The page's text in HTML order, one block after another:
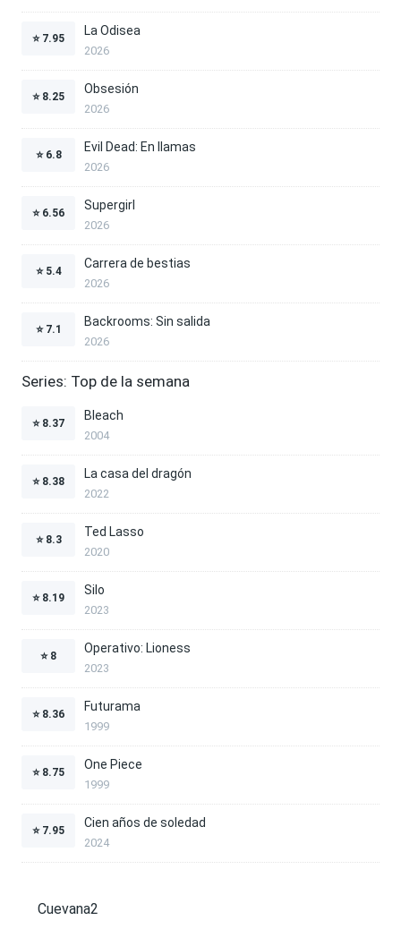
⭐ 7.95
La Odisea
2026
⭐ 8.25
Obsesión
2026
⭐ 6.8
Evil Dead: En llamas
2026
⭐ 6.56
Supergirl
2026
⭐ 5.4
Carrera de bestias
2026
⭐ 7.1
Backrooms: Sin salida
2026
Series: Top de la semana
⭐ 8.37
Bleach
2004
⭐ 8.38
La casa del dragón
2022
⭐ 8.3
Ted Lasso
2020
⭐ 8.19
Silo
2023
⭐ 8
Operativo: Lioness
2023
⭐ 8.36
Futurama
1999
⭐ 8.75
One Piece
1999
⭐ 7.95
Cien años de soledad
2024
Cuevana2